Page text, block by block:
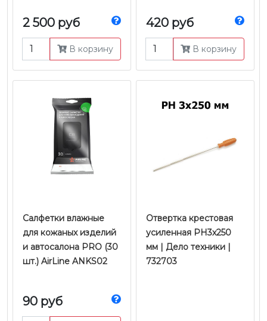
2 500 руб
В корзину
420 руб
В корзину
Салфетки влажные
для кожаных изделий
и автосалона PRO (30
шт.) AirLine ANKS02
90 руб
Отвертка крестовая
усиленная PH3х250
мм | Дело техники |
732703